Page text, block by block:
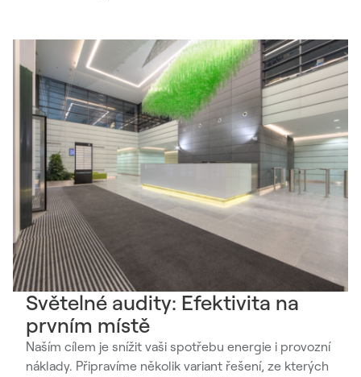
Světelné audity: Efektivita na
prvním místě
Naším cílem je snížit vaši spotřebu energie i provozní
náklady. Připravíme několik variant řešení, ze kterých